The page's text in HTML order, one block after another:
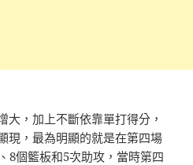
大，加上不斷依靠單打得分，
現，最為明顯的就是在第四場
8個籃板和5次助攻，當時第四